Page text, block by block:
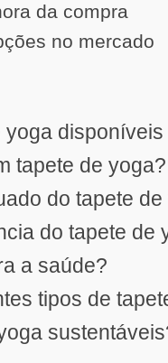
da compra
no mercado
tapete de yoga?
do tapete de
do tapete de
a saúde?
tipos de